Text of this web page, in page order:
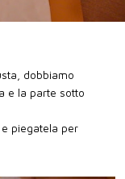
dobbiamo
e la parte sotto
piegatela per